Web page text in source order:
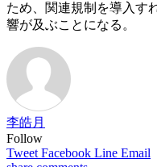
ため、関連規制を導入す
響が及ぶことになる。
李皓月
Follow
Tweet Facebook Line Email